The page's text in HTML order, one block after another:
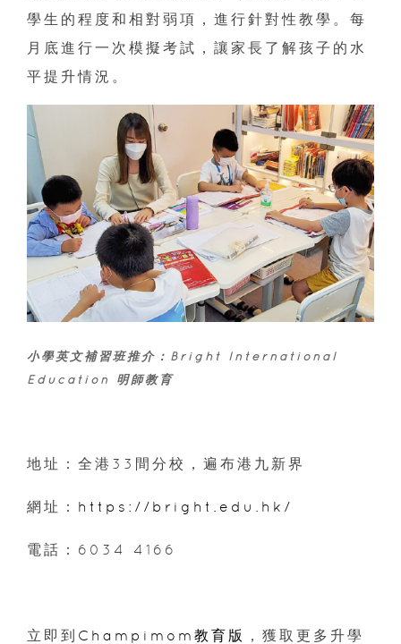
學生的程度和相對弱項，進行針對性教學。每
月底進行一次模擬考試，讓家長了解孩子的水
平提升情況。
小學英文補習班推介：Bright International
Education 明師教育
地址：全港33間分校，遍布港九新界
網址： https://bright.edu.hk/
電話：6034 4166
立即到 Champimom教育版
，獲取更多升學